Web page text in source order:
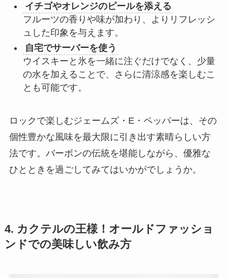
イチゴやオレンジのピールを添える
フルーツの香りや味が加わり、よりリフレッシ
ュした印象を与えます。
自宅でサーバーを使う
ウイスキーと氷を一緒に注ぐだけでなく、少量
の水を加えることで、さらに清涼感を楽しむこ
とも可能です。
ロックで楽しむジェームズ・E・ペッパーは、その
個性豊かな風味を最大限に引き出す素晴らしい方
法です。バーボンの伝統を堪能しながら、優雅な
ひとときを過ごしてみてはいかがでしょうか。
4. カクテルの王様！オールドファッショ
ンドでの美味しい飲み方